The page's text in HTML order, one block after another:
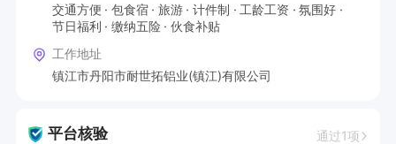
交通方便
包食宿 旅游 计件制 工龄工资
氛围好
节日福利
缴纳五险
伙食补贴
工作地址
镇江市丹阳市耐世拓铝业(镇江)有限公司
平台核验 通过1项